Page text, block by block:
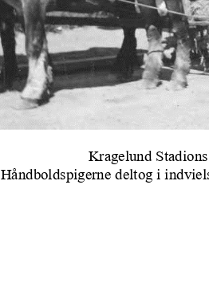
Kragelund
Håndboldspigerne deltog i